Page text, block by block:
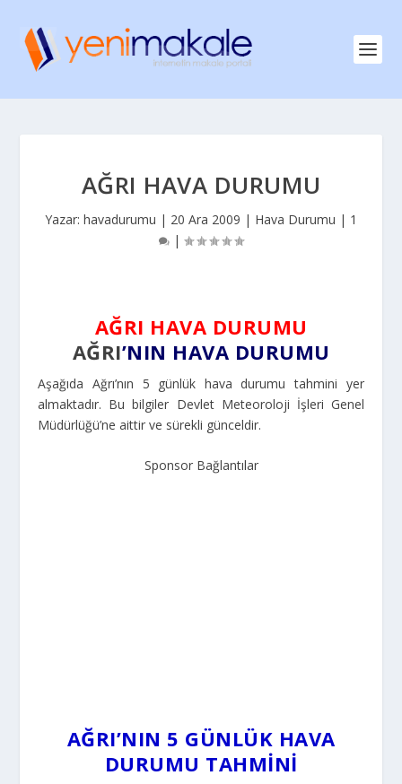
AĞRI HAVA DURUMU
Yazar: havadurumu | 20 Ara 2009 | Hava Durumu | 1
|
AĞRI HAVA DURUMU
AĞRI’NIN HAVA DURUMU
Aşağıda Ağrı’nın 5 günlük hava durumu tahmini yer
almaktadır. Bu bilgiler Devlet Meteoroloji İşleri Genel
Müdürlüğü’ne aittir ve sürekli günceldir.
Sponsor Bağlantılar
AĞRI’NIN 5 GÜNLÜK HAVA
DURUMU TAHMINI